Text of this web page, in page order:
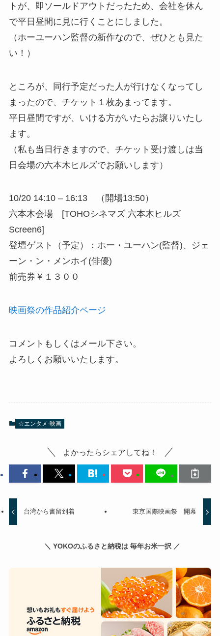
トが、即ソールドアウトだったため、会社を休ん
で平日昼間に見に行くことにしました。
（ホーユーハン監督の新作なので、ぜひとも見た
い！）
ところが、同行予定だった人が行けなくなってし
まったので、チケット１枚あまってます。
平日昼間ですが、いける方がいたらお譲りいたし
ます。
（私も当日行きますので、チケット受け渡しは当
日会場の六本木ヒルズでお願いします）
10/20 14:10 – 16:13 （開場13:50）
六本木会場 [TOHOシネマズ 六本木ヒルズ
Screen6]
登壇ゲスト（予定）：ホー・ユーハン(監督)、ジェ
ーン・ン・メンホイ(俳優)
前売券￥１３００
映画祭の作品紹介ページ
コメントもしくはメール下さい。
よろしくお願いいたします。
☆エンタメ-映画
よかったらシェアしてね！
台湾から書留到着 東京国際映画祭 開幕
＼ YOKOのふるさと納税は 毎年お米一択 ／